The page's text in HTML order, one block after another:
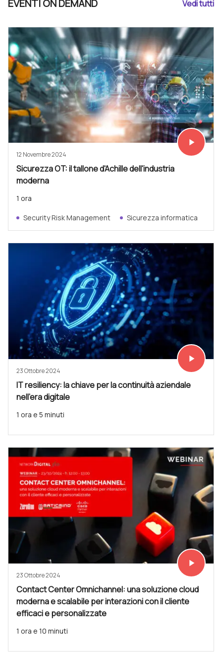
EVENTI ON DEMAND Vedi tutti
Vedi subito
play_arrow
12 Novembre 2024
Sicurezza OT: il tallone d'Achille dell'industria
moderna
1 ora
Security Risk Management Sicurezza informatica
Vedi subito
play_arrow
23 Ottobre 2024
IT resiliency: la chiave per la continuità aziendale
nell'era digitale
1 ora e 5 minuti
Vedi subito
play_arrow
23 Ottobre 2024
Contact Center Omnichannel: una soluzione cloud
moderna e scalabile per interazioni con il cliente
efficaci e personalizzate
1 ora e 10 minuti